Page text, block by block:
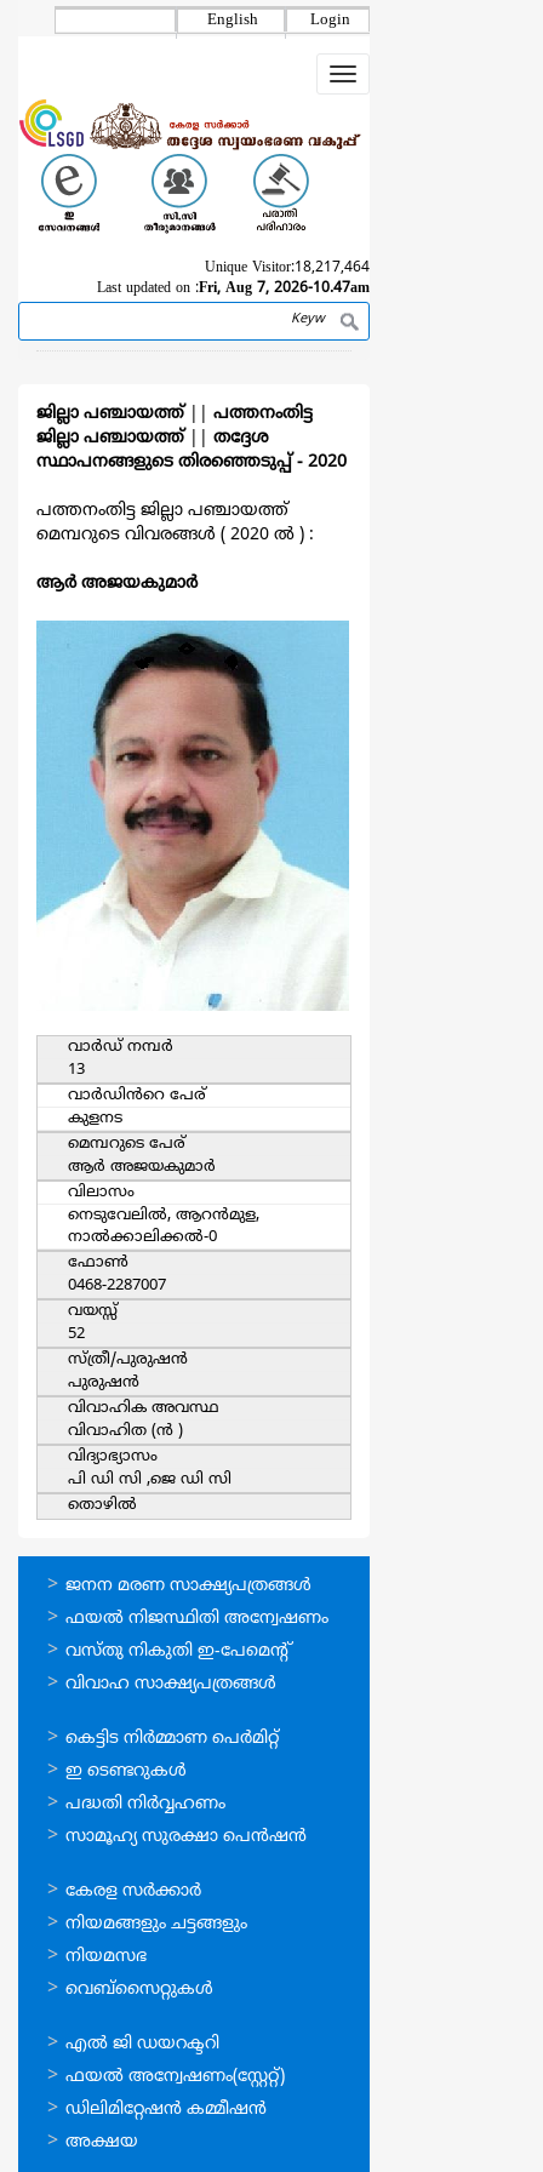
Login
English
Toggle
navigation
Unique Visitor:18,217,464
Last updated on :Fri, Aug 7, 2026-10.47am
Search
ജില്ലാ പഞ്ചായത്ത്|| പത്തനംതിട്ട
ജില്ലാ പഞ്ചായത്ത്
തദ്ദേശ
സ്ഥാപനങ്ങളുടെ തിരഞ്ഞെടുപ്പ്‌ - 2020
പത്തനംതിട്ട ജില്ലാ പഞ്ചായത്ത്
മെമ്പറുടെ വിവരങ്ങള്‍ ( 2020 ല്‍ ) :
ആര്‍ അജയകുമാര്‍
വാര്‍ഡ്‌ നമ്പര്‍
13
വാര്‍ഡിൻറെ പേര്
കുളനട
മെമ്പറുടെ പേര്
ആര്‍ അജയകുമാര്‍
വിലാസം
നെടുവേലില്‍, ആറന്‍മുള,
നാല്‍ക്കാലിക്കല്‍-0
ഫോൺ
0468-2287007
വയസ്സ്
52
സ്ത്രീ/പുരുഷന്‍
പുരുഷന്‍
വിവാഹിക അവസ്ഥ
വിവാഹിത (ന്‍ )
വിദ്യാഭ്യാസം
പി ഡി സി ,ജെ ഡി സി
തൊഴില്‍
ഓണ്‍ലൈന്‍
സേവനങ്ങള്‍
ജനന മരണ സാക്ഷ്യപത്രങ്ങള്‍
ഫയല്‍ നിജസ്ഥിതി അന്വേഷണം
വസ്തു നികുതി ഇ-പേമെന്റ്
വിവാഹ സാക്ഷ്യപത്രങ്ങള്‍
ഓണ്‍ലൈന്‍
സേവനങ്ങള്‍
കെട്ടിട നിര്‍മ്മാണ പെര്‍മിറ്റ്‌
ഇ ടെണ്ടറുകള്‍
പദ്ധതി നിര്‍വ്വഹണം
സാമൂഹ്യ സുരക്ഷാ പെന്‍ഷന്‍
ഉപയോഗപ്രദമായ
കണ്ണികള്‍
കേരള സര്‍ക്കാര്‍
നിയമങ്ങളും ചട്ടങ്ങളും
നിയമസഭ
വെബ്സൈറ്റുകള്‍
ഉപയോഗപ്രദമായ
കണ്ണികള്‍
എല്‍ ജി ഡയറക്ടറി
ഫയല്‍ അന്വേഷണം(സ്റ്റേറ്റ്)
ഡിലിമിറ്റേഷന്‍ കമ്മീഷന്‍
അക്ഷയ